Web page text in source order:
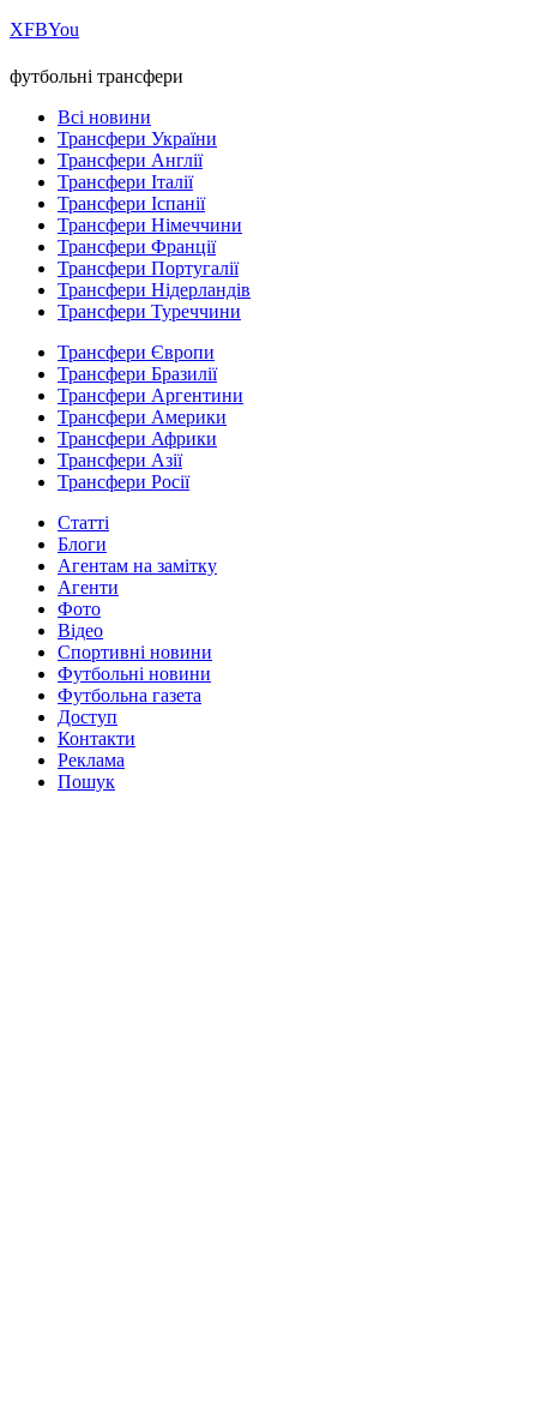
ХFBYou
футбольні трансфери
Всі новини
Трансфери України
Трансфери Англії
Трансфери Італії
Трансфери Іспанії
Трансфери Німеччини
Трансфери Франції
Трансфери Португалії
Трансфери Нідерландів
Трансфери Туреччини
Трансфери Європи
Трансфери Бразилії
Трансфери Аргентини
Трансфери Америки
Трансфери Африки
Трансфери Азії
Трансфери Росії
Статті
Блоги
Агентам на замітку
Агенти
Фото
Відео
Спортивні новини
Футбольні новини
Футбольна газета
Доступ
Контакти
Реклама
Пошук